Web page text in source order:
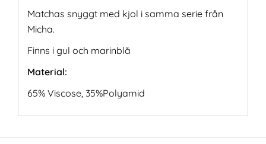
Matchas snyggt med kjol i samma serie från
Micha.
Finns i gul och marinblå
Material:
65% Viscose, 35%Polyamid